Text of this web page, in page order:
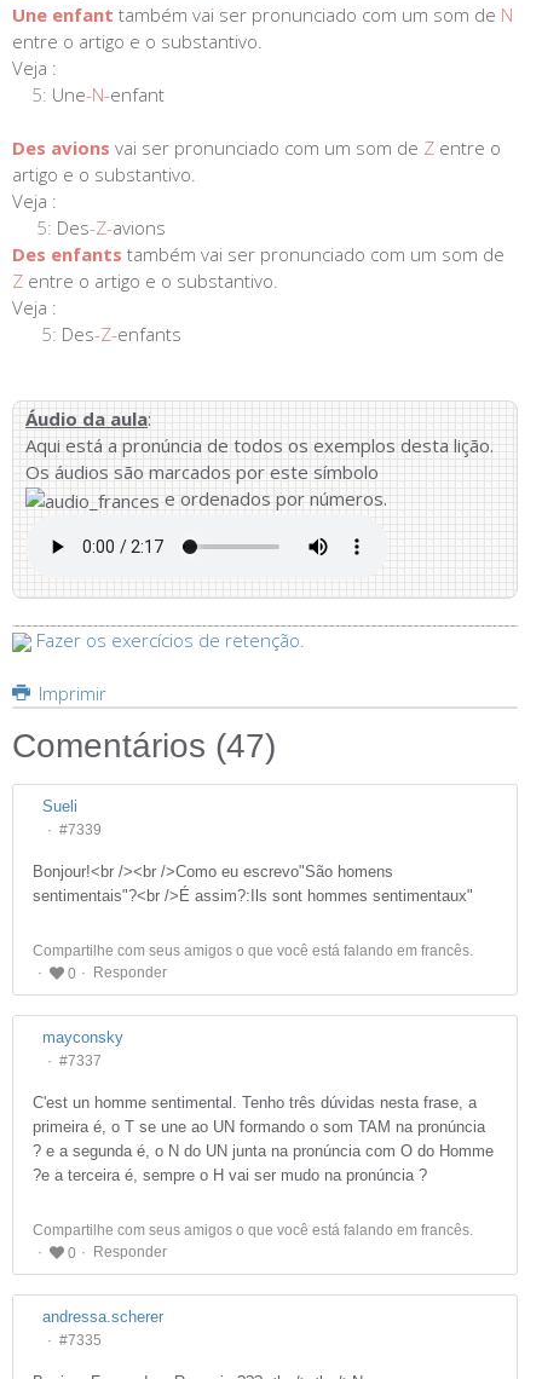
Une enfant também vai ser pronunciado com um som de N
entre o artigo e o substantivo.
Veja :
5: Une-N-enfant
Des avions vai ser pronunciado com um som de Z entre o
artigo e o substantivo.
Veja :
5: Des-Z-avions
Des enfants também vai ser pronunciado com um som de
Z entre o artigo e o substantivo.
Veja :
5: Des-Z-enfants
Áudio da aula:
Aqui está a pronúncia de todos os exemplos desta lição.
Os áudios são marcados por este símbolo
e ordenados por números.
Fazer os exercícios de retenção.
Imprimir
Comentários (47)
Sueli
#7339
Bonjour!<br /><br />Como eu escrevo"São homens
sentimentais"?<br />É assim?:Ils sont hommes sentimentaux"
Compartilhe com seus amigos o que você está falando em francês.
0
Responder
mayconsky
#7337
C'est un homme sentimental. Tenho três dúvidas nesta frase, a
primeira é, o T se une ao UN formando o som TAM na pronúncia
? e a segunda é, o N do UN junta na pronúncia com O do Homme
?e a terceira é, sempre o H vai ser mudo na pronúncia ?
Compartilhe com seus amigos o que você está falando em francês.
0
Responder
andressa.scherer
#7335